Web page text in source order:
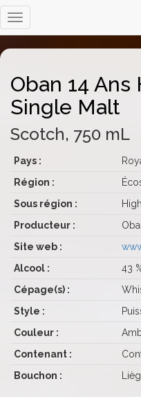
Oban 14
Single Malt
Scotch, 750 mL
Pays :
Région :
Sous région :
Producteur :
Site web :
Alcool :
43
Cépage(s) :
Style :
Couleur :
Contenant :
Bouchon :